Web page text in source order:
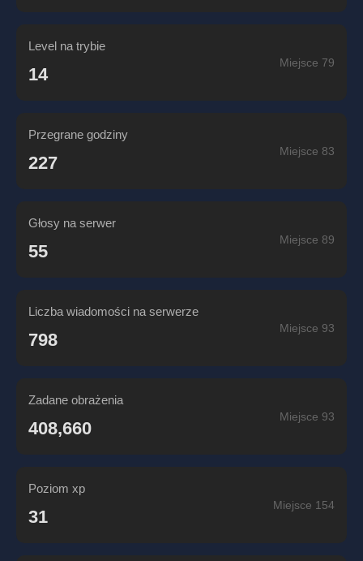
Level na trybie
14
Miejsce 79
Przegrane godziny
227
Miejsce 83
Głosy na serwer
55
Miejsce 89
Liczba wiadomości na serwerze
798
Miejsce 93
Zadane obrażenia
408,660
Miejsce 93
Poziom xp
31
Miejsce 154